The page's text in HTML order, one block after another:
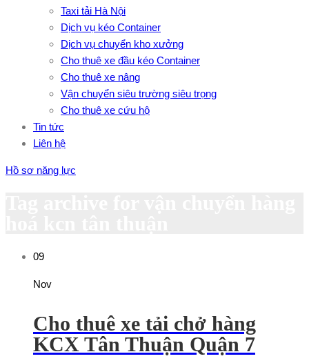
Taxi tải Hà Nội
Dịch vụ kéo Container
Dịch vụ chuyển kho xưởng
Cho thuê xe đầu kéo Container
Cho thuê xe nâng
Vận chuyển siêu trường siêu trọng
Cho thuê xe cứu hộ
Tin tức
Liên hệ
Hồ sơ năng lực
09
Nov
Cho thuê xe tải chở hàng
KCX Tân Thuận Quận 7